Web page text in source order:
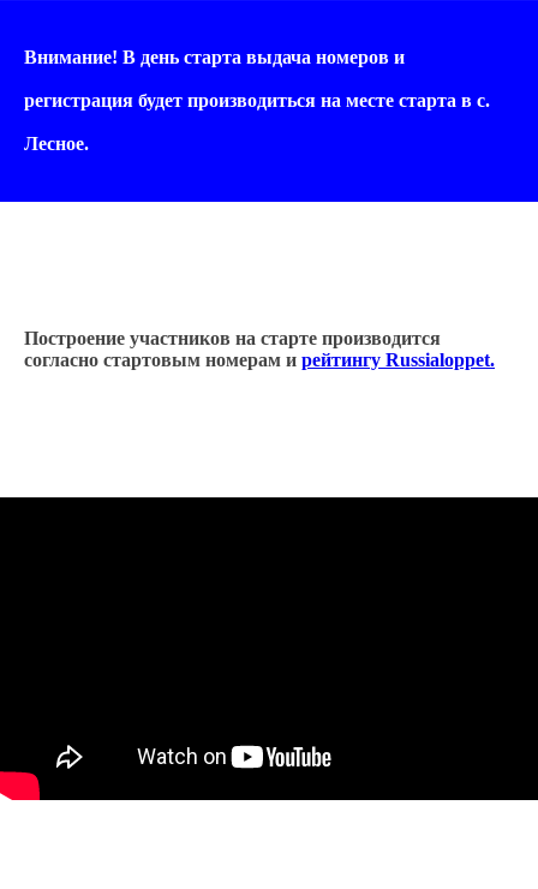
Внимание! В день старта выдача номеров и
регистрация будет производиться на месте старта в с.
Лесное.
Построение участников на старте производится
согласно стартовым номерам и рейтингу Russialoppet.